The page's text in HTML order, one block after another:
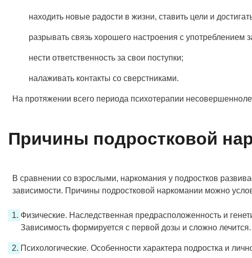
находить новые радости в жизни, ставить цели и
разрывать связь хорошего настроения с употреблением
нести ответственность за свои поступки;
налаживать контакты со сверстниками.
На протяжении всего периода психотерапии
Причины подростковой
В сравнении со взрослыми, наркомания у подростков
зависимости. Причины подростковой наркомании можно
Физические. Наследственная предрасположенность и
Зависимость формируется с первой дозы и сложно лечится.
Психологические. Особенности характера подростка и